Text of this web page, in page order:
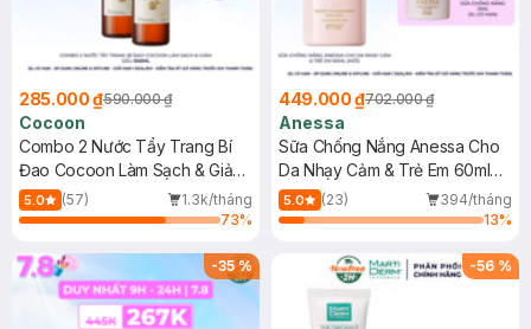
285.000 ₫590.000 ₫
Cocoon
Combo 2 Nước Tẩy Trang Bí
Đao Cocoon Làm Sạch & Giảm
Dầu 500ml
5.0 (57)
1.3k/tháng
73%
449.000 ₫702.000 ₫
Anessa
Sữa Chống Nắng Anessa Cho
Da Nhạy Cảm & Trẻ Em 60ml
(Mới)
5.0 (23)
394/tháng
13%
-35% -56 %